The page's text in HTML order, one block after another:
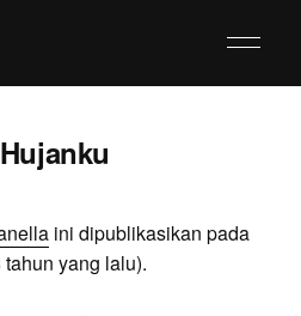
ini dipublikasikan pada
yang lalu).